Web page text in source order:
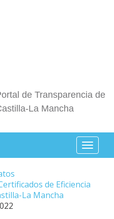
de Transparencia de
La Mancha
Toggle
de Eficiencia
La Mancha